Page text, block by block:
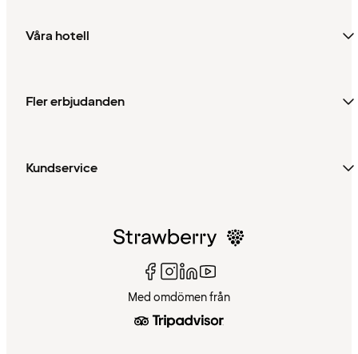
Våra hotell
Fler erbjudanden
Kundservice
Med omdömen från